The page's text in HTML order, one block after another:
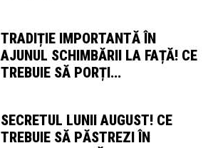
TRADIȚIE IMPORTANTĂ ÎN
AJUNUL SCHIMBĂRII LA FAȚĂ! CE
TREBUIE SĂ PORȚI...
SECRETUL LUNII AUGUST! CE
TREBUIE SĂ PĂSTREZI ÎN